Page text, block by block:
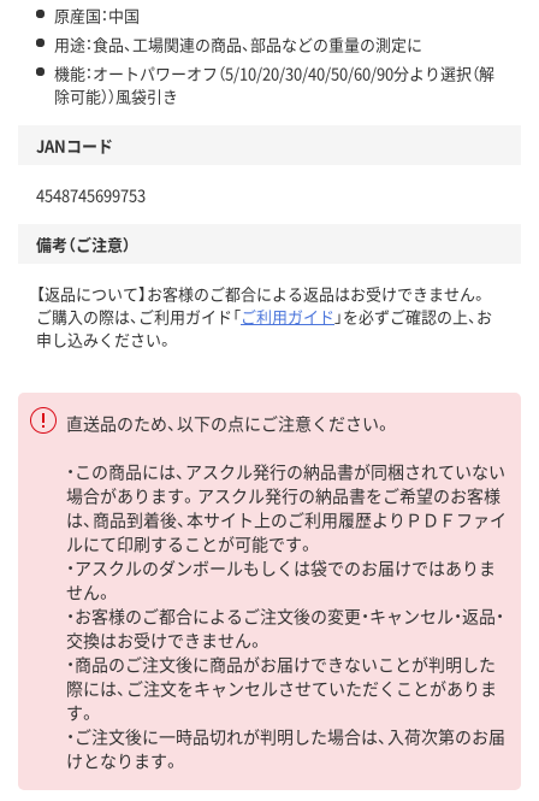
原産国：中国
用途：食品、工場関連の商品、部品などの重量の測定に
機能：オートパワーオフ（5/10/20/30/40/50/60/90分より選択（解
除可能））風袋引き
JANコード
4548745699753
備考（ご注意）
【返品について】お客様のご都合による返品はお受けできません。
ご購入の際は、ご利用ガイド「ご利用ガイド 」を必ずご確認の上、お
申し込みください。
直送品のため、以下の点にご注意ください。
・この商品には、アスクル発行の納品書が同梱されていない
場合があります。アスクル発行の納品書をご希望のお客様
は、商品到着後、本サイト上のご利用履歴よりＰＤＦファイ
ルにて印刷することが可能です。
・アスクルのダンボールもしくは袋でのお届けではありま
せん。
・お客様のご都合によるご注文後の変更・キャンセル・返品・
交換はお受けできません。
・商品のご注文後に商品がお届けできないことが判明した
際には、ご注文をキャンセルさせていただくことがありま
す。
・ご注文後に一時品切れが判明した場合は、入荷次第のお届
けとなります。